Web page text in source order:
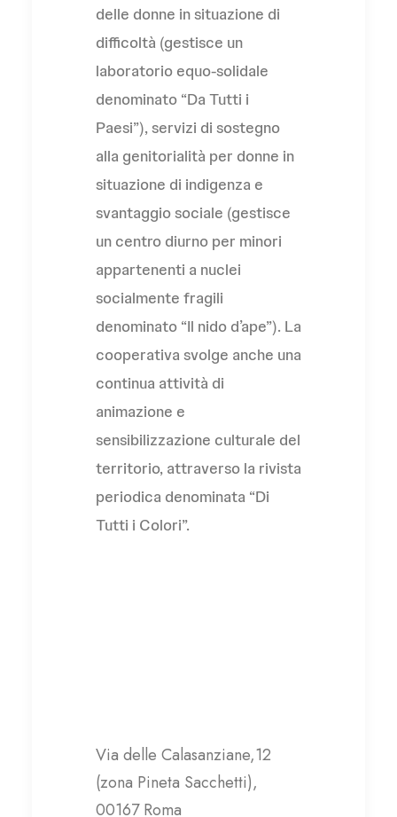
delle donne in situazione di
difficoltà (gestisce un
laboratorio equo-solidale
denominato “Da Tutti i
Paesi”), servizi di sostegno
alla genitorialità per donne in
situazione di indigenza e
svantaggio sociale (gestisce
un centro diurno per minori
appartenenti a nuclei
socialmente fragili
denominato “Il nido d’ape”). La
cooperativa svolge anche una
continua attività di
animazione e
sensibilizzazione culturale del
territorio, attraverso la rivista
periodica denominata “Di
Tutti i Colori”.
Via delle Calasanziane,12
(zona Pineta Sacchetti),
00167 Roma